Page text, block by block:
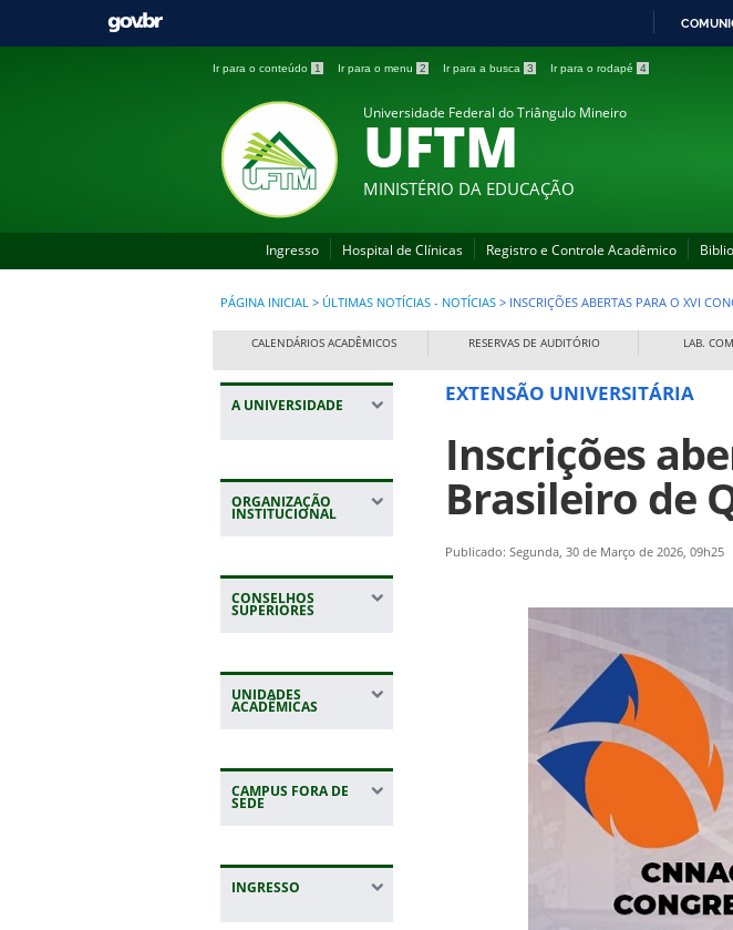
Ir para o conteúdo 1 Ir para o menu 2 Ir para a busca 3 Ir para o rodapé 4
Universidade Federal do Triângulo Mineiro
UFTM
MINISTÉRIO DA EDUCAÇÃO
Ingresso Hospital de Clínicas Registro e Controle Acadêmico
PÁGINA INICIAL > ÚLTIMAS NOTÍCIAS - NOTÍCIAS > INSCRIÇÕES ABERTAS PARA O XVI
CALENDÁRIOS ACADÊMICOS RESERVAS DE AUDITÓRIO LAB.
A UNIVERSIDADE
ORGANIZAÇÃO
INSTITUCIONAL
CONSELHOS
SUPERIORES
UNIDADES
ACADÊMICAS
CAMPUS FORA DE
SEDE
INGRESSO
EXTENSÃO UNIVERSITÁRIA
Inscrições
Brasileiro de
Publicado: Segunda, 30 de Março de 2026, 09h25